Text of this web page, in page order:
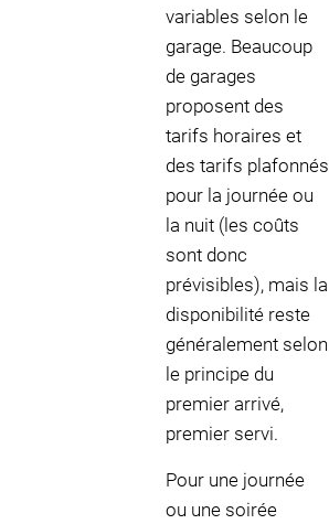
variables selon le
garage. Beaucoup
de garages
proposent des
tarifs horaires et
des tarifs plafonnés
pour la journée ou
la nuit (les coûts
sont donc
prévisibles), mais la
disponibilité reste
généralement selon
le principe du
premier arrivé,
premier servi.
Pour une journée
ou une soirée